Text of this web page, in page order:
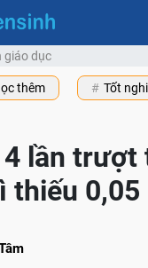
giáo dục
thêm Tốt
4 lần trượt
thiếu